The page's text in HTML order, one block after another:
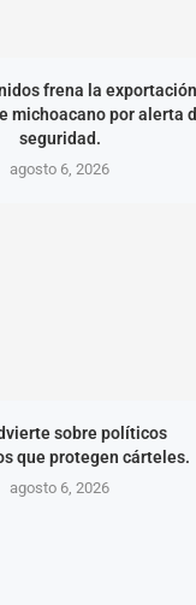
frena la exportación
michoacano por alerta
seguridad.
agosto 6, 2026
sobre políticos
que protegen cárteles.
agosto 6, 2026